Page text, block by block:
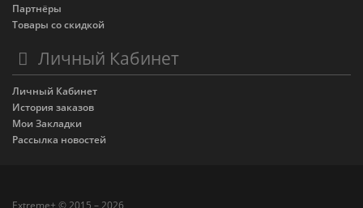
Партнёры
Товары со скидкой
Личный Кабинет
Личный Кабинет
История заказов
Мои Закладки
Рассылка новостей
Extreme+ © 2015 – 2026